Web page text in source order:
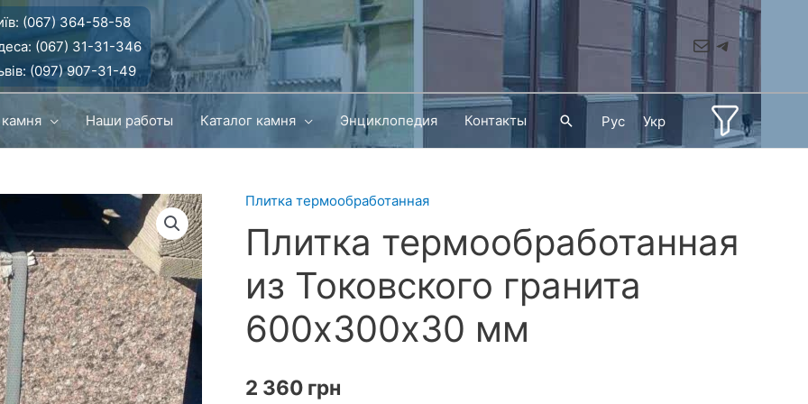
(067) 364-58-58
(067) 31-31-346
(097) 907-31-49
MailTelegram
Наши работы Каталог камня Энциклопедия Контакты ПоискРус Укр
Плитка термообработанная
Плитка термообработанная
из Токовского гранита
600х300х30 мм
2 360 грн